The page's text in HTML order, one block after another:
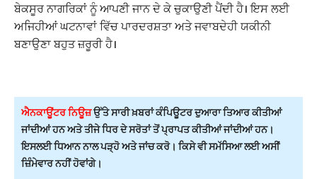
ਬੇਕਸੂਰ ਨਾਗਰਿਕਾਂ ਨੂੰ ਆਪਣੀ ਜਾਨ ਦੇ ਕੇ ਚੁਕਾਉਣੀ ਪੈਂਦੀ ਹੈ। ਇਸ ਲਈ
ਅਜਿਹੀਆਂ ਘਟਨਾਵਾਂ ਵਿੱਚ ਪਾਰਦਰਸ਼ਤਾ ਅਤੇ ਜਵਾਬਦੇਹੀ ਯਕੀਨੀ
ਬਣਾਉਣਾ ਬਹੁਤ ਜ਼ਰੂਰੀ ਹੈ।
ਐਨਕਾਊਂਟਰ ਨਿਊਜ਼ਉੱਤੇ ਸਾਰੀ ਖ਼ਬਰਾਂ ਕੰਪਿਊਟਰ ਦੁਆਰਾ ਤਿਆਰ ਕੀਤੀਆਂ
ਜਾਂਦੀਆਂ ਹਨ ਅਤੇ ਤੀਜੇ ਧਿਰ ਦੇ ਸਰੋਤਾਂ ਤੋਂ ਪ੍ਰਾਪਤ ਕੀਤੀਆਂ ਜਾਂਦੀਆਂ ਹਨ।
ਇਸਲਈ ਧਿਆਨ ਨਾਲ ਪੜ੍ਹੋ ਅਤੇ ਜਾਂਚ ਕਰੋ। ਕਿਸੇ ਵੀ ਸਮੱਸਿਆ ਲਈ ਅਸੀਂ
ਜ਼ਿੰਮੇਵਾਰ ਨਹੀਂ ਹੋਵਾਂਗੇ।